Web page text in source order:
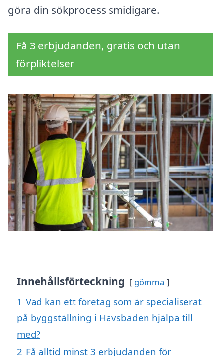
göra din sökprocess smidigare.
Få 3 erbjudanden, gratis och utan
förpliktelser
Innehållsförteckning gömma
1 Vad kan ett företag som är specialiserat
på byggställning i Havsbaden hjälpa till
med?
2 Få alltid minst 3 erbjudanden för